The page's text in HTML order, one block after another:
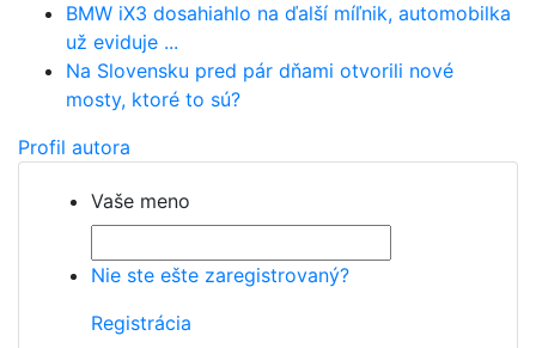
BMW iX3 dosahiahlo na ďalší míľnik, automobilka
už eviduje ...
Na Slovensku pred pár dňami otvorili nové
mosty, ktoré to sú?
Profil autora
Vaše meno
Nie ste ešte zaregistrovaný?
Registrácia